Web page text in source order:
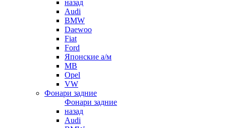
назад
Audi
BMW
Daewoo
Fiat
Ford
Японские а/м
MB
Opel
VW
Фонари задние
Фонари задние
назад
Audi